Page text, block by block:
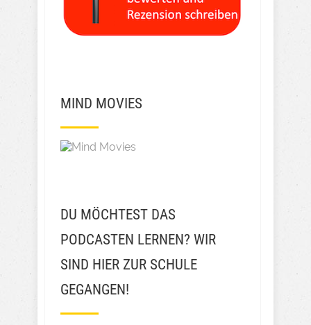
MIND MOVIES
DU MÖCHTEST DAS
PODCASTEN LERNEN? WIR
SIND HIER ZUR SCHULE
GEGANGEN!